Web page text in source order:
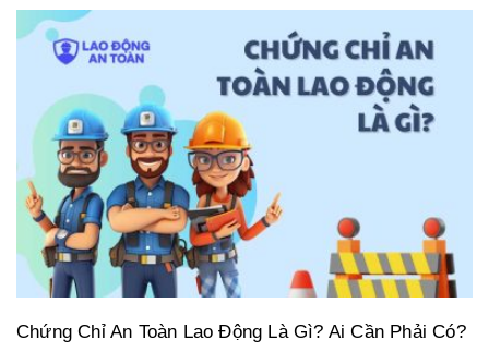
Chứng Chỉ An Toàn Lao Động Là Gì? Ai Cần Phải Có?